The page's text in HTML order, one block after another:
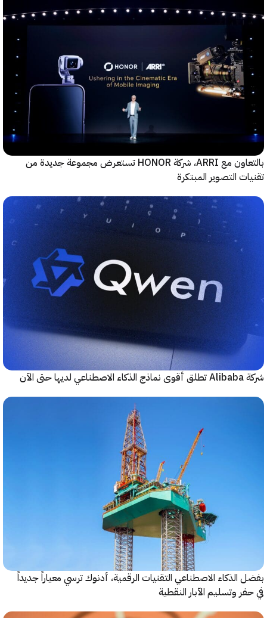
بالتعاون مع ARRI، شركة HONOR تستعرض مجموعة جديدة من
التصوير المبتكرة
الاصطناعي التقنيات الرقمية، أدنوك ترسي معياراً جديداً
وتسليم الآبار النقطية